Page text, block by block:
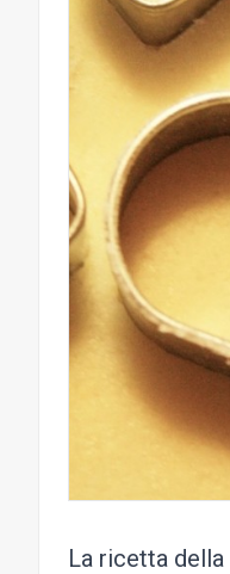
La ricetta della